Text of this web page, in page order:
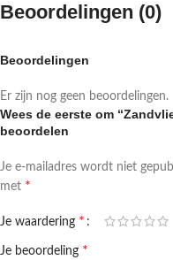
Beoordelingen (0)
Beoordelingen
Er zijn nog geen beoordelingen.
Wees de eerste om
beoordelen
Je e-mailadres wordt niet
met *
Je waardering *
Je beoordeling *